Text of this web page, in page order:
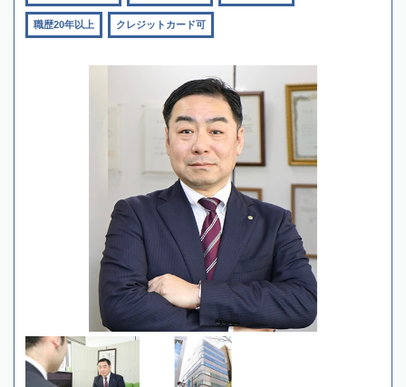
職歴20年以上 クレジットカード可